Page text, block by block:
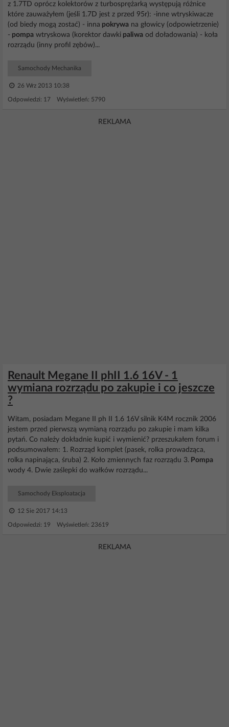
z 1.7TD oprócz kolektorów z turbosprężarką występują różnice
które zauważyłem (jeśli 1.7D jest z przed 95r): -inne wtryskiwacze
(od biedy mogą zostać) - inna pokrywa na głowicy (odpowietrzenie)
- pompa wtryskowa (korektor dawki paliwa od doładowania) - koła
rozrządu (inny profil zębów)...
Samochody Mechanika
26 Wrz 2013 10:38
Odpowiedzi: 17 Wyświetleń: 5790
REKLAMA
Renault Megane II phII 1.6 16V - 1
wymiana rozrządu po zakupie i co jeszcze
?
Witam, posiadam Megane II ph II 1.6 16V silnik K4M rocznik 2006
jestem przed pierwszą wymianą rozrządu po zakupie i mam kilka
pytań. Co należy dokładnie kupić i wymienić? przeszukałem forum i
podsumowałem: 1. Rozrząd komplet (pasek, rolka prowadząca,
rolka napinająca, śruba) 2. Koło zmiennych faz rozrządu 3. Pompa
wody 4. Dwie zaślepki do wałków rozrządu...
Samochody Eksploatacja
12 Sie 2017 14:13
Odpowiedzi: 19 Wyświetleń: 23619
REKLAMA